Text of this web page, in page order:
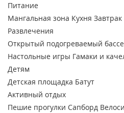
Питание
Мангальная зона Кухня Завтрак
Развлечения
Открытый подогреваемый
Настольные игры Гамаки и
Детям
Детская площадка Батут
Активный отдых
Пешие прогулки Сапборд